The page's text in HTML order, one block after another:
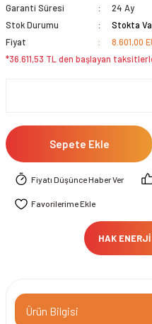
Garanti Süresi
24 Ay
Stok Durumu
Stokta
Fiyat
8.601,00
*36.611,53 TL den başlayan
Sepete Ekle
Fiyatı Düşünce Haber Ver
HAK
Ürün Bilgisi